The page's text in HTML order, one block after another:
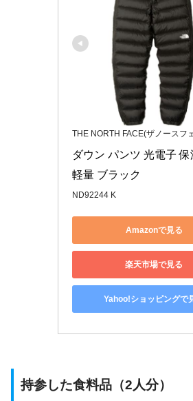
THE NORTH FACE(ザノースフ
ダウン パンツ 光電子 保
軽量 ブラック
ND92244 K
Amazonで見る
楽天市場で見る
Yahoo!ショッピングで
持参した食料品（2人分）